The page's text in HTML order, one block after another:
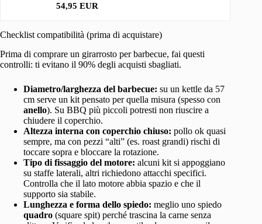
54,95 EUR
Checklist compatibilità (prima di acquistare)
Prima di comprare un girarrosto per barbecue, fai questi
controlli: ti evitano il 90% degli acquisti sbagliati.
Diametro/larghezza del barbecue: su un kettle da 57
cm serve un kit pensato per quella misura (spesso con
anello). Su BBQ più piccoli potresti non riuscire a
chiudere il coperchio.
Altezza interna con coperchio chiuso: pollo ok quasi
sempre, ma con pezzi “alti” (es. roast grandi) rischi di
toccare sopra e bloccare la rotazione.
Tipo di fissaggio del motore: alcuni kit si appoggiano
su staffe laterali, altri richiedono attacchi specifici.
Controlla che il lato motore abbia spazio e che il
supporto sia stabile.
Lunghezza e forma dello spiedo: meglio uno spiedo
quadro (square spit) perché trascina la carne senza